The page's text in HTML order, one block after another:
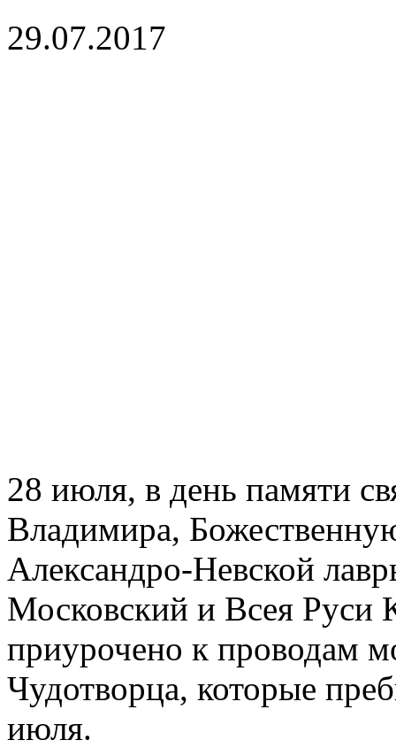
29.07.2017
28 июля, в день памяти
Владимира,
Александро-Невской
Московский и Всея Руси
приурочено к проводам
Чудотворца, которые
июля.